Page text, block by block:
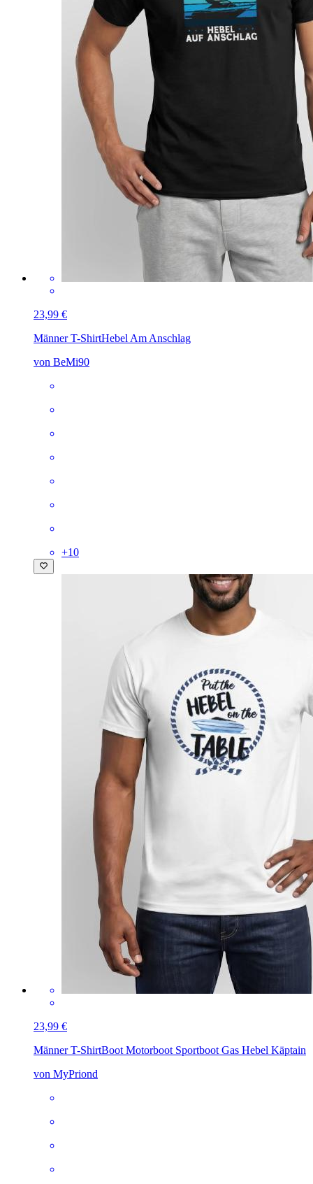
23,99 €
Männer T-ShirtHebel Am Anschlag
von BeMi90
+10
23,99 €
Männer T-ShirtBoot Motorboot Sportboot Gas Hebel Käptain
von MyPriond